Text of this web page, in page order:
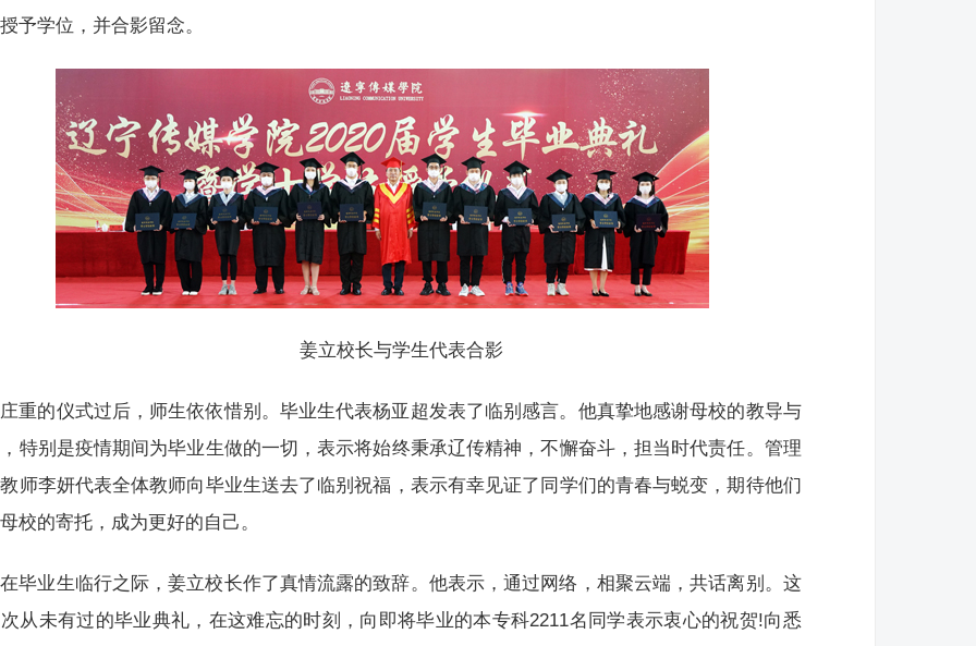
予学位，并合影留念。
姜立校长与学生代表合影
庄重的仪式过后，师生依依惜别。毕业生代表杨亚超发表了临别感言。他真挚地感谢母校的教导与
特别是疫情期间为毕业生做的一切，表示将始终秉承辽传精神，不懈奋斗，担当时代责任。管理
师李妍代表全体教师向毕业生送去了临别祝福，表示有幸见证了同学们的青春与蜕变，期待他们
校的寄托，成为更好的自己。
在毕业生临行之际，姜立校长作了真情流露的致辞。他表示，通过网络，相聚云端，共话离别。这
从未有过的毕业典礼，在这难忘的时刻，向即将毕业的本专科2211名同学表示衷心的祝贺!向悉